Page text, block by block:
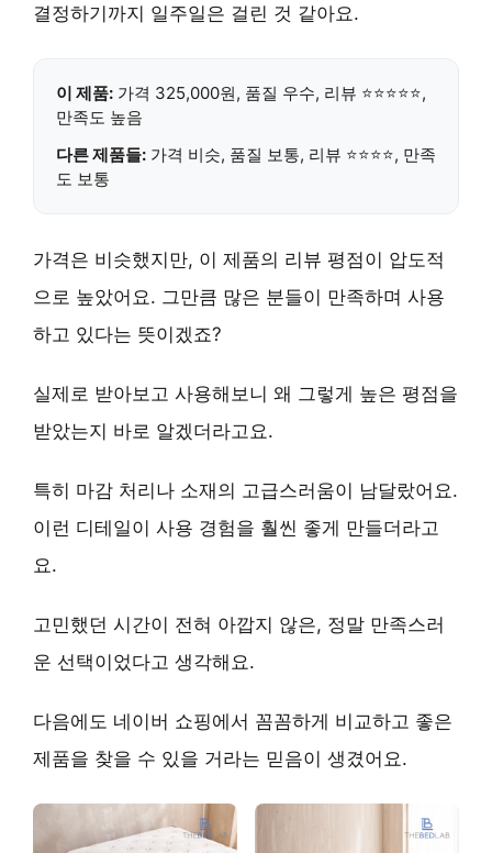
결정하기까지 일주일은 걸린 것 같아요.
이 제품: 가격 325,000원, 품질 우수, 리뷰 ⭐⭐⭐⭐⭐,
만족도 높음
다른 제품들: 가격 비슷, 품질 보통, 리뷰 ⭐⭐⭐⭐, 만족
도 보통
가격은 비슷했지만, 이 제품의 리뷰 평점이 압도적
으로 높았어요. 그만큼 많은 분들이 만족하며 사용
하고 있다는 뜻이겠죠?
실제로 받아보고 사용해보니 왜 그렇게 높은 평점을
받았는지 바로 알겠더라고요.
특히 마감 처리나 소재의 고급스러움이 남달랐어요.
이런 디테일이 사용 경험을 훨씬 좋게 만들더라고
요.
고민했던 시간이 전혀 아깝지 않은, 정말 만족스러
운 선택이었다고 생각해요.
다음에도 네이버 쇼핑에서 꼼꼼하게 비교하고 좋은
제품을 찾을 수 있을 거라는 믿음이 생겼어요.